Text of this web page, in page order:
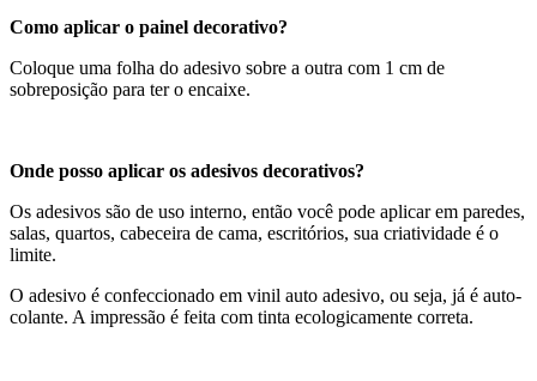
Como aplicar o painel decorativo?
Coloque uma folha do adesivo sobre a outra com 1 cm de
sobreposição para ter o encaixe.
Onde posso aplicar os adesivos decorativos?
Os adesivos são de uso interno, então você pode aplicar em paredes,
salas, quartos, cabeceira de cama, escritórios, sua criatividade é o
limite.
O adesivo é confeccionado em vinil auto adesivo, ou seja, já é auto-
colante. A impressão é feita com tinta ecologicamente correta.